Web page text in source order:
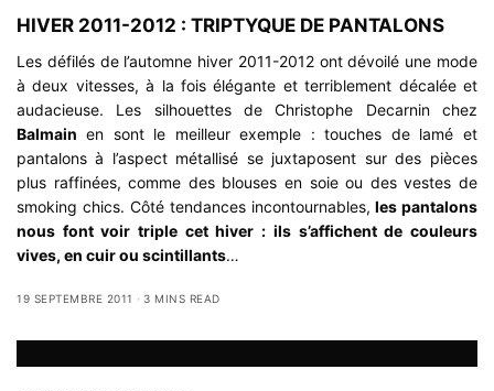
HIVER 2011-2012 : TRIPTYQUE DE PANTALONS
Les défilés de l’automne hiver 2011-2012 ont dévoilé une mode
à deux vitesses, à la fois élégante et terriblement décalée et
audacieuse. Les silhouettes de Christophe Decarnin chez
Balmain en sont le meilleur exemple : touches de lamé et
pantalons à l’aspect métallisé se juxtaposent sur des pièces
plus raffinées, comme des blouses en soie ou des vestes de
smoking chics. Côté tendances incontournables, les pantalons
nous font voir triple cet hiver : ils s’affichent de couleurs
vives, en cuir ou scintillants…
19 SEPTEMBRE 2011 3 MINS READ